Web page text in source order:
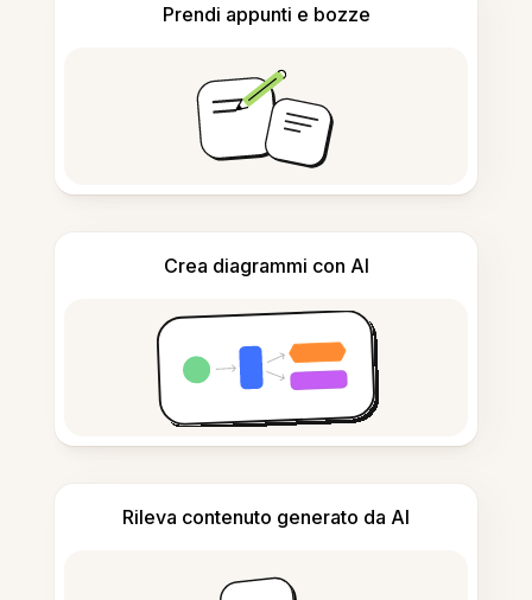
Prendi appunti e bozze
Crea diagrammi con AI
Rileva contenuto generato da AI